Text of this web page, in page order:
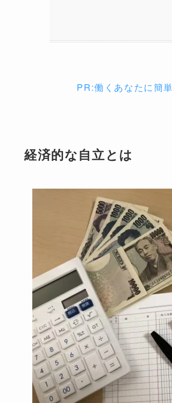
PR:働くあなたに簡
経済的な自立とは